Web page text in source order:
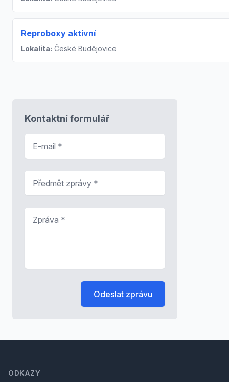
Reproboxy aktivní
Lokalita: České Budějovice
Kontaktní formulář
Odeslat zprávu
ODKAZY